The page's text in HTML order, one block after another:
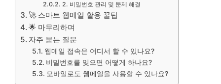
2. 비밀번호 관리 및 문제 해결
🚀 스마트 웹메일 활용 꿀팁
🌟 마무리하며
자주 묻는 질문
웹메일 접속은 어디서 할 수 있나요?
비밀번호를 잊으면 어떻게 하나요?
모바일로도 웹메일을 사용할 수 있나요?